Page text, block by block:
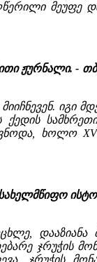
მეუფე
ჟურნალი. -
იგი
ქედის
ხოლო
ჯრუჭის
ჯრუჭის